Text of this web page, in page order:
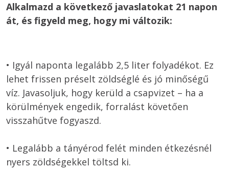
Alkalmazd a következő javaslatokat 21 napon
át, és figyeld meg, hogy mi változik:
• Igyál naponta legalább 2,5 liter folyadékot. Ez
lehet frissen préselt zöldséglé és jó minőségű
víz. Javasoljuk, hogy kerüld a csapvizet – ha a
körülmények engedik, forralást követően
visszahűtve fogyaszd.
• Legalább a tányérod felét minden étkezésnél
nyers zöldségekkel töltsd ki.